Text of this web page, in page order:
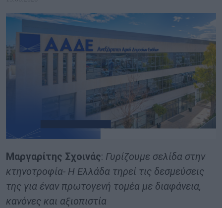
Μαργαρίτης Σχοινάς: Γυρίζουμε σελίδα στην
κτηνοτροφία- Η Ελλάδα τηρεί τις δεσμεύσεις
της για έναν πρωτογενή τομέα με διαφάνεια,
κανόνες και αξιοπιστία